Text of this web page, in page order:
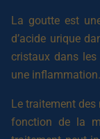
La goutte est
d’acide urique
cristaux dans
une inflammation.
Le traitement
fonction de la